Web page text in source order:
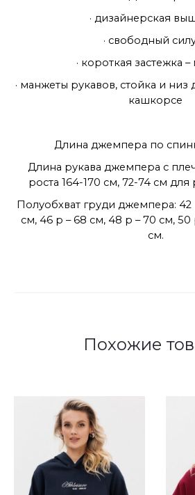
· дизайнерская
· свободный
· короткая застежка
· манжеты рукавов, стойка и
кашкорсе
Длина джемпера по
Длина рукава джемпера с
роста 164-170 см, 72-74 см для
Полуобхват груди джемпера: 42
см, 46 р – 68 см, 48 р – 70 см, 50
см.
Похожие